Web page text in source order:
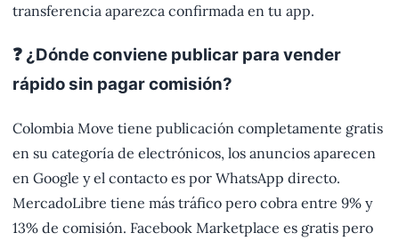
transferencia aparezca confirmada en tu app.
❓ ¿Dónde conviene publicar para vender
rápido sin pagar comisión?
Colombia Move tiene publicación completamente gratis
en su categoría de electrónicos, los anuncios aparecen
en Google y el contacto es por WhatsApp directo.
MercadoLibre tiene más tráfico pero cobra entre 9% y
13% de comisión. Facebook Marketplace es gratis pero